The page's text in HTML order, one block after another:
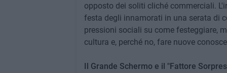
opposto dei soliti cliché commerciali.
festa degli innamorati in una serata di
pressioni sociali su come festeggiare,
cultura e, perché no, fare nuove
Il Grande Schermo e il "Fattore